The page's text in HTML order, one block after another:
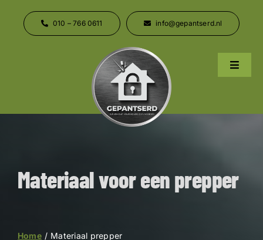
010 – 766 0611 info@gepantserd.nl
Toggle
Producten
Materiaal voor een prepper
Home Materiaal prepper